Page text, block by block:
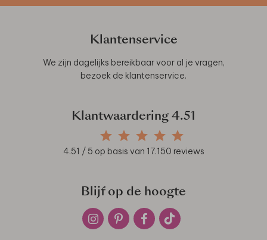
Klantenservice
We zijn dagelijks bereikbaar voor al je vragen,
bezoek de klantenservice.
Klantwaardering 4.51
4.51 / 5 op basis van 17.150 reviews
Blijf op de hoogte